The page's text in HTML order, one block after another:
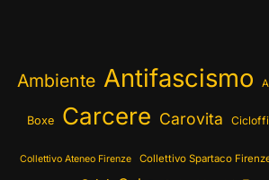
Ambiente Antifascismo
Boxe Carcere Carovita
Collettivo Ateneo Firenze Collettivo Spartaco